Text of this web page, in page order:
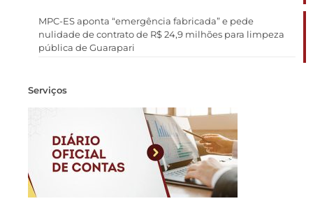
MPC-ES aponta “emergência fabricada” e pede
nulidade de contrato de R$ 24,9 milhões para limpeza
pública de Guarapari
Serviços